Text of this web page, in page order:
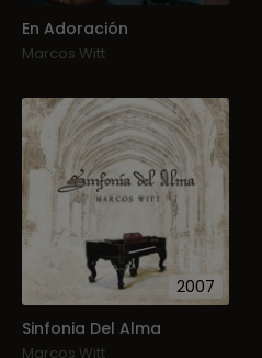
En Adoración
Marcos Witt
2007
Sinfonia Del Alma
Marcos Witt